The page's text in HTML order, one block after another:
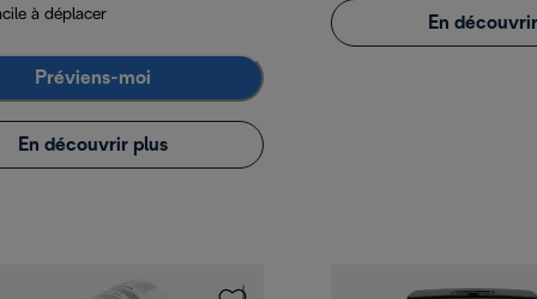
à déplacer
Préviens-moi
En découvrir plus
En